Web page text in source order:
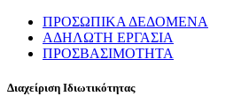
ΠΡΟΣΩΠΙΚΑ ΔΕΔΟΜΕΝΑ
ΑΔΗΛΩΤΗ ΕΡΓΑΣΙΑ
ΠΡΟΣΒΑΣΙΜΟΤΗΤΑ
Διαχείριση Ιδιωτικότητας